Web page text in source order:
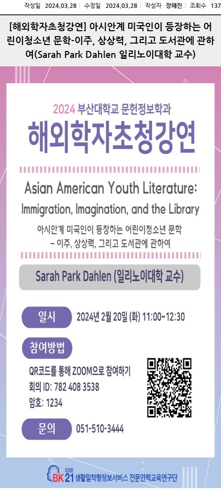
작성일 2024.03.28 수정일 2024.03.28 작성자 장혜진 조회수 137
[해외학자초청강연] 아시안계 미국인이 등장하는 어
린이청소년 문학-이주, 상상력, 그리고 도서관에 관하
여(Sarah Park Dahlen 일리노이대학 교수)